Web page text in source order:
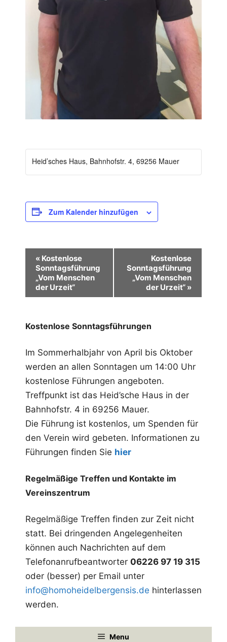
Heid’sches Haus, Bahnhofstr. 4, 69256 Mauer
Zum Kalender hinzufügen
n
t
a
l
t
u
n
g
-
N
v
i
g
a
t
i
o
« Kostenlose
Sonntagsführung
„Vom Menschen
der Urzeit“
Kostenlose
Sonntagsführung
„Vom Menschen
der Urzeit“ »
Kostenlose Sonntagsführungen
Im Sommerhalbjahr von April bis Oktober
werden an allen Sonntagen um 14:00 Uhr
kostenlose Führungen angeboten.
Treffpunkt ist das Heid’sche Haus in der
Bahnhofstr. 4 in 69256 Mauer.
Die Führung ist kostenlos, um Spenden für
den Verein wird gebeten. Informationen zu
Führungen finden Sie hier
Regelmäßige Treffen und Kontakte im
Vereinszentrum
Regelmäßige Treffen finden zur Zeit nicht
statt. Bei dringenden Angelegenheiten
können auch Nachrichten auf dem
Telefonanrufbeantworter 06226 97 19 315
oder (besser) per Email unter
info@homoheidelbergensis.de hinterlassen
werden.
Menu